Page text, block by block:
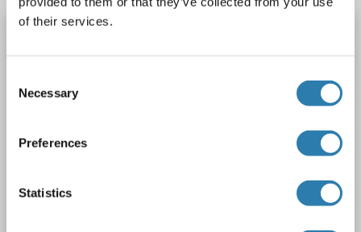
of their services.
Selection
Necessary
Preferences
Statistics
NLRP11 anticorps (C-Term)
NLRP11 Reactivité: Humain
WB, IHC (p), EIA